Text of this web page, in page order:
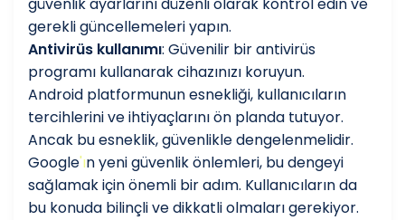
güvenlik ayarlarını düzenli olarak kontrol edin ve
gerekli güncellemeleri yapın.
Antivirüs kullanımı: Güvenilir bir antivirüs
programı kullanarak cihazınızı koruyun.
Android platformunun esnekliği, kullanıcıların
tercihlerini ve ihtiyaçlarını ön planda tutuyor.
Ancak bu esneklik, güvenlikle dengelenmelidir.
Google'ın yeni güvenlik önlemleri, bu dengeyi
sağlamak için önemli bir adım. Kullanıcıların da
bu konuda bilinçli ve dikkatli olmaları gerekiyor.